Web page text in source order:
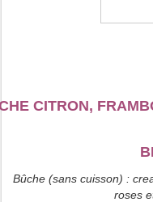
CITRON,
Bûche (sans cuisson) :
roses